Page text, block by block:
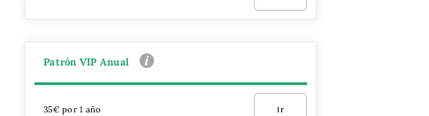
Patrón VIP Anual
35€ por 1 año Ir